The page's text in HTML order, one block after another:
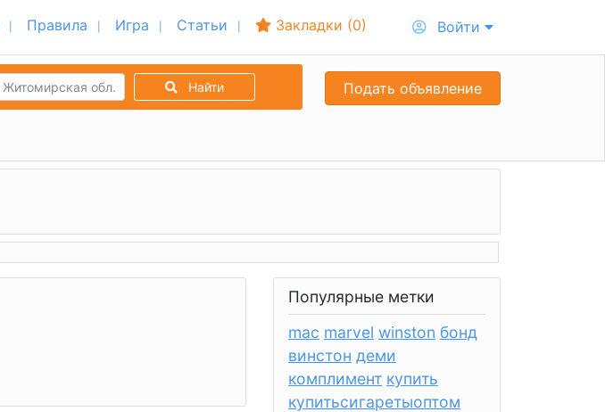
Правила Игра Статьи Закладки (0) Войти
Житомирская обл. Найти Подать объявление
Популярные метки
mac marvel winston бонд
винстон деми
комплимент купить
купитьсигаретыоптом